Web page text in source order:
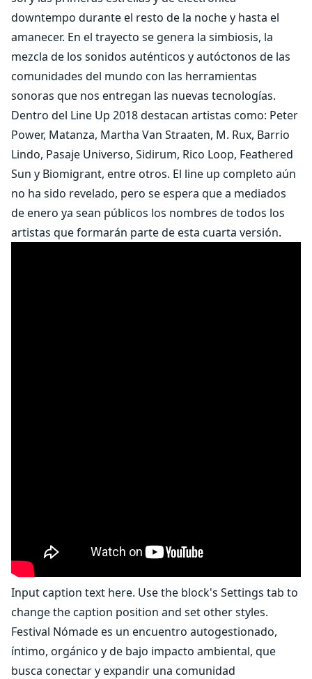
downtempo durante el resto de la noche y hasta el
amanecer. En el trayecto se genera la simbiosis, la
mezcla de los sonidos auténticos y autóctonos de las
comunidades del mundo con las herramientas
sonoras que nos entregan las nuevas tecnologías.
Dentro del Line Up 2018 destacan artistas como: Peter
Power, Matanza, Martha Van Straaten, M. Rux, Barrio
Lindo, Pasaje Universo, Sidirum, Rico Loop, Feathered
Sun y Biomigrant, entre otros. El line up completo aún
no ha sido revelado, pero se espera que a mediados
de enero ya sean públicos los nombres de todos los
artistas que formarán parte de esta cuarta versión.
Input caption text here. Use the block's Settings tab to
change the caption position and set other styles.
Festival Nómade es un encuentro autogestionado,
íntimo, orgánico y de bajo impacto ambiental, que
busca conectar y expandir una comunidad